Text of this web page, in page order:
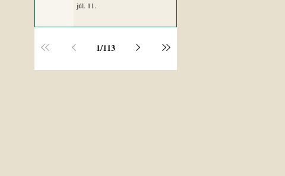
júl. 11.
1/113